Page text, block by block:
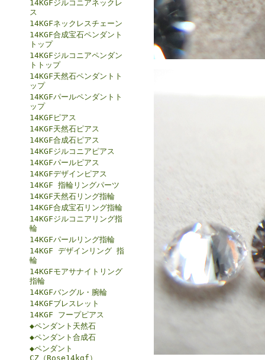
14KGFジルコニアネックレ
ス
14KGFネックレスチェーン
14KGF合成宝石ペンダント
トップ
14KGFジルコニアペンダン
トトップ
14KGF天然石ペンダントト
ップ
14KGFパールペンダントト
ップ
14KGFピアス
14KGF天然石ピアス
14KGF合成石ピアス
14KGFジルコニアピアス
14KGFパールピアス
14KGFデザインピアス
14KGF 指輪リングパーツ
14KGF天然石リング指輪
14KGF合成宝石リング指輪
14KGFジルコニアリング指
輪
14KGFパールリング指輪
14KGF デザインリング 指
輪
14KGFモアサナイトリング
指輪
14KGFバングル・腕輪
14KGFブレスレット
14KGF フープピアス
◆ペンダント天然石
◆ペンダント合成石
◆ペンダント
CZ（Rose14kgf）